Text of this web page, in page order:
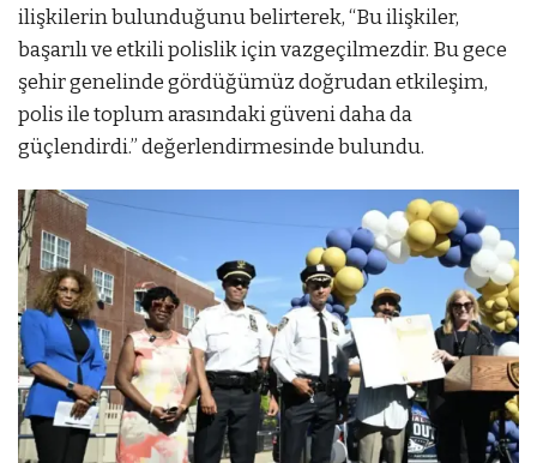
ilişkilerin bulunduğunu belirterek, “Bu ilişkiler,
başarılı ve etkili polislik için vazgeçilmezdir. Bu gece
şehir genelinde gördüğümüz doğrudan etkileşim,
polis ile toplum arasındaki güveni daha da
güçlendirdi.” değerlendirmesinde bulundu.